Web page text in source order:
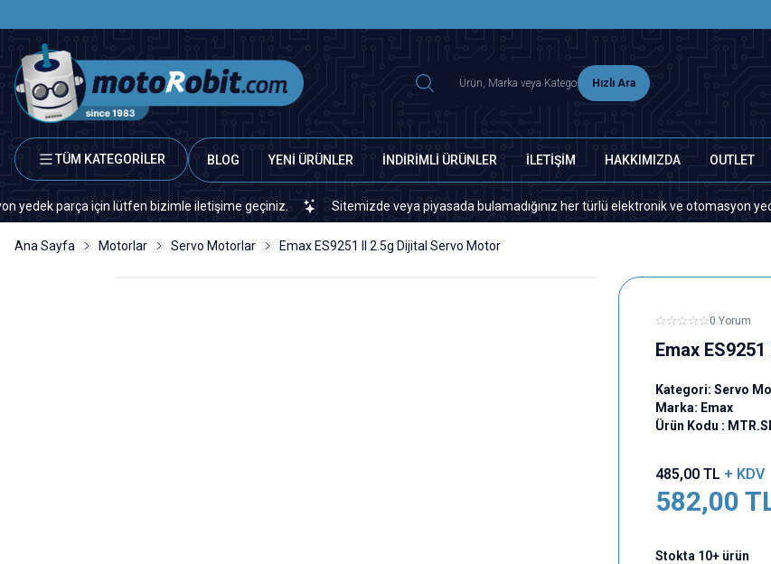
Hızlı Ara
TÜM KATEGORİLER BLOG YENİ ÜRÜNLER İNDİRİMLİ ÜRÜNLER İLETİŞİM HAKKIMIZDA OUTLET
parça için lütfen bizimle iletişime geçiniz. Sitemizde veya piyasada bulamadığınız her türlü elektronik ve otomasyon yedek
Ana Sayfa Motorlar Servo Motorlar Emax ES9251 II 2.5g Dijital Servo Motor
0 Yorum
Emax
Kategori: Servo
Marka: Emax
Ürün Kodu :
485,00TL + KDV
582,00
Stokta 10+ ürün